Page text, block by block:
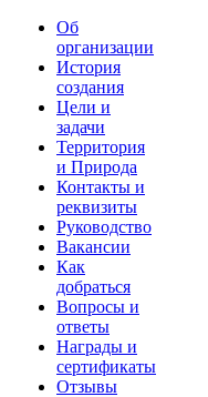
Об
организации
История
создания
Цели и
задачи
Территория
и Природа
Контакты и
реквизиты
Руководство
Вакансии
Как
добраться
Вопросы и
ответы
Награды и
сертификаты
Отзывы